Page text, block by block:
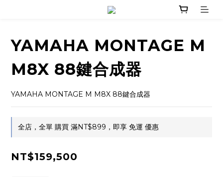
YAMAHA MONTAGE M
M8X 88鍵合成器
YAMAHA MONTAGE M M8X 88鍵合成器
全店，全單 購買 滿NT$899，即享 免運 優惠
NT$159,500